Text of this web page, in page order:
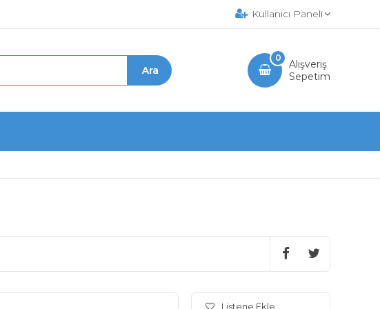
Kullanıcı Paneli
Alışveriş
Sepetim
0
Listene Ekle